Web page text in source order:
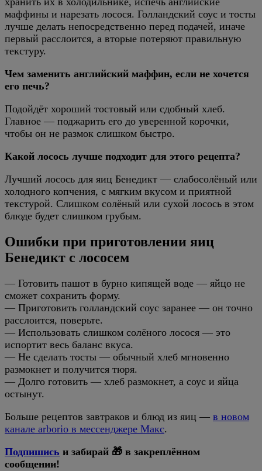
маффины и нарезать лосося. Голландский соус и тосты
лучше делать непосредственно перед подачей, иначе
первый расслоится, а вторые потеряют правильную
текстуру.
Чем заменить английский маффин, если не хочется
его печь?
Подойдёт хороший тостовый или сдобный хлеб.
Главное — поджарить его до уверенной корочки,
чтобы он не размок слишком быстро.
Какой лосось лучше подходит для этого рецепта?
Лучший лосось для яиц Бенедикт — слабосолёный или
холодного копчения, с мягким вкусом и приятной
текстурой. Слишком солёный или сухой лосось в этом
блюде будет слишком грубым.
Ошибки при приготовлении яиц
Бенедикт с лососем
— Готовить пашот в бурно кипящей воде — яйцо не
сможет сохранить форму.
— Приготовить голландский соус заранее — он точно
расслоится, поверьте.
— Использовать слишком солёного лосося — это
испортит весь баланс вкуса.
— Не сделать тосты — обычный хлеб мгновенно
размокнет и получится тюря.
— Долго готовить — хлеб размокнет, а соус и яйца
остынут.
Больше рецептов завтраков и блюд из яиц — в новом
канале arborio в мессенджере Макс.
Подпишись и забирай 🎁 в закреплённом
сообщении!